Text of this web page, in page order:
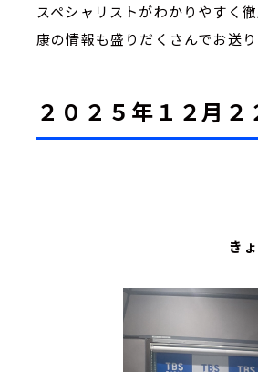
スペシャリストがわかりやすく徹
康の情報も盛りだくさんでお送り
２０２５年１２月
き